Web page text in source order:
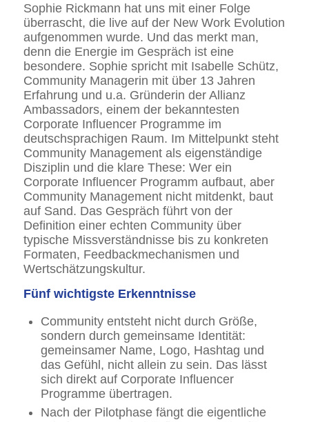
Sophie Rickmann hat uns mit einer Folge
überrascht, die live auf der New Work Evolution
aufgenommen wurde. Und das merkt man,
denn die Energie im Gespräch ist eine
besondere. Sophie spricht mit Isabelle Schütz,
Community Managerin mit über 13 Jahren
Erfahrung und u.a. Gründerin der Allianz
Ambassadors, einem der bekanntesten
Corporate Influencer Programme im
deutschsprachigen Raum. Im Mittelpunkt steht
Community Management als eigenständige
Disziplin und die klare These: Wer ein
Corporate Influencer Programm aufbaut, aber
Community Management nicht mitdenkt, baut
auf Sand. Das Gespräch führt von der
Definition einer echten Community über
typische Missverständnisse bis zu konkreten
Formaten, Feedbackmechanismen und
Wertschätzungskultur.
Fünf wichtigste Erkenntnisse
Community entsteht nicht durch Größe,
sondern durch gemeinsame Identität:
gemeinsamer Name, Logo, Hashtag und
das Gefühl, nicht allein zu sein. Das lässt
sich direkt auf Corporate Influencer
Programme übertragen.
Nach der Pilotphase fängt die eigentliche